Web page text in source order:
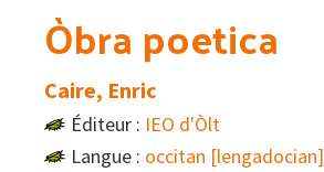
Òbra poetica
Caire, Enric
Éditeur : IEO d'Òlt
Langue : occitan [lengadocian]